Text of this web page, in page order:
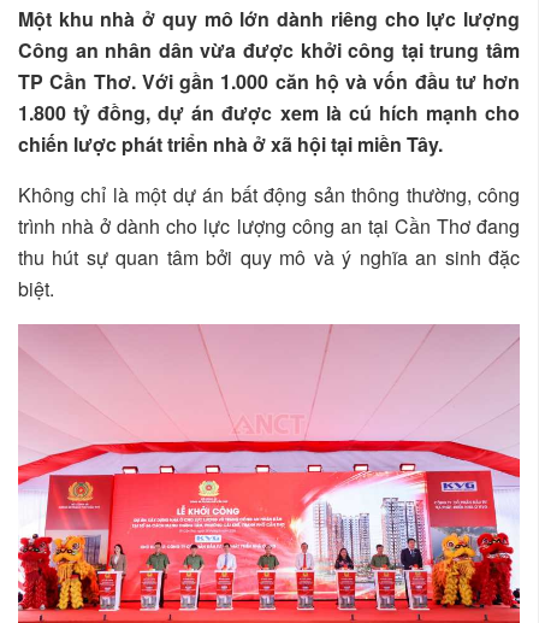
Một khu nhà ở quy mô lớn dành riêng cho lực lượng
Công an nhân dân vừa được khởi công tại trung tâm
TP Cần Thơ. Với gần 1.000 căn hộ và vốn đầu tư hơn
1.800 tỷ đồng, dự án được xem là cú hích mạnh cho
chiến lược phát triển nhà ở xã hội tại miền Tây.
Không chỉ là một dự án bất động sản thông thường, công
trình nhà ở dành cho lực lượng công an tại Cần Thơ đang
thu hút sự quan tâm bởi quy mô và ý nghĩa an sinh đặc
biệt.